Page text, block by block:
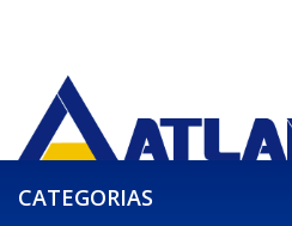
CATEGORIAS